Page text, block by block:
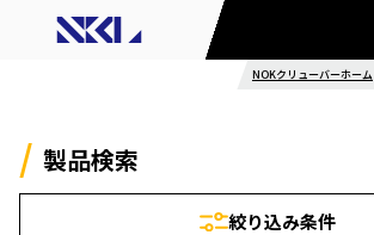
NOKクリューバーホーム
製品検索
絞り込み条件